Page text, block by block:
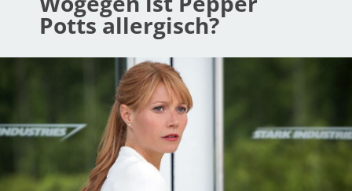
Potts allergisch?